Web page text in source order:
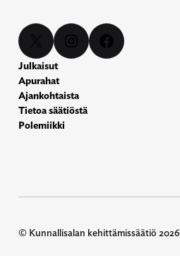
X Instagram Facebook
Julkaisut
Apurahat
Ajankohtaista
Tietoa säätiöstä
Polemiikki
© Kunnallisalan kehittämissäätiö 2026